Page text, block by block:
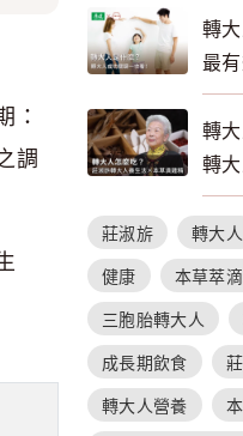
：
調
略
轉
最
方
轉
轉
雞
莊淑旂 轉大人
健康 本草萃
三胞胎轉大人
成長期飲食
轉大人營養